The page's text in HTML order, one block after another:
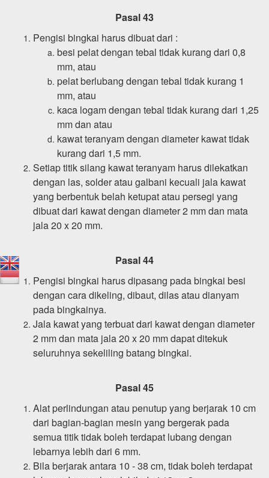
Pasal 43
Pengisi bingkai harus dibuat dari :
besi pelat dengan tebal tidak kurang dari 0,8
mm, atau
pelat berlubang dengan tebal tidak kurang 1
mm, atau
kaca logam dengan tebal tidak kurang dari 1,25
mm dan atau
kawat teranyam dengan diameter kawat tidak
kurang dari 1,5 mm.
Setiap titik silang kawat teranyam harus dilekatkan
dengan las, solder atau galbani kecuali jala kawat
yang berbentuk belah ketupat atau persegi yang
dibuat dari kawat dengan diameter 2 mm dan mata
jala 20 x 20 mm.
Pasal 44
Pengisi bingkai harus dipasang pada bingkai besi
dengan cara dikeling, dibaut, dilas atau dianyam
pada bingkainya.
Jala kawat yang terbuat dari kawat dengan diameter
2 mm dan mata jala 20 x 20 mm dapat ditekuk
seluruhnya sekeliling batang bingkai.
Pasal 45
Alat perlindungan atau penutup yang berjarak 10 cm
dari bagian-bagian mesin yang bergerak pada
semua titik tidak boleh terdapat lubang dengan
lebarnya lebih dari 6 mm.
Bila berjarak antara 10 - 38 cm, tidak boleh terdapat